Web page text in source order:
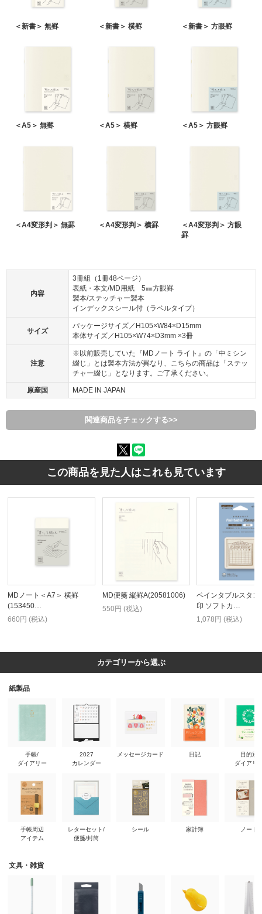
＜新書＞ 無罫 ＜新書＞ 横罫 ＜新書＞ 方眼罫
＜A5＞ 無罫 ＜A5＞ 横罫 ＜A5＞ 方眼罫
＜A4変形判＞ 無罫 ＜A4変形判＞ 横罫
＜A4変形判＞ 方眼
罫
内容
3冊組（1冊48ページ）
表紙・本文/MD用紙 5㎜方眼罫
製本/ステッチャー製本
インデックスシール付（ラベルタイプ）
サイズ
パッケージサイズ／H105×W84×D15mm
本体サイズ／H105×W74×D3mm ×3冊
注意
※以前販売していた『MDノート ライト』の「中ミシン
綴じ」とは製本方法が異なり、こちらの商品は「ステッ
チャー綴じ」となります。ご了承ください。
原産国 MADE IN JAPAN
関連商品をチェックする>>
この商品を見た人はこれも見ています
MDノート＜A7＞ 横罫
(153450…
660円 (税込)
MD便箋 縦罫A(20581006)
550円 (税込)
ペインタブルスタン
印 ソフトカ…
1,078円 (税込)
カテゴリーから選ぶ
紙製品
手帳/
ダイアリー
手帳周辺
アイテム
2027
カレンダー
レターセット/
便箋/封筒
メッセージカード
シール
日記
家計簿
目的別
ダイアリ
ノート
文具・雑貨